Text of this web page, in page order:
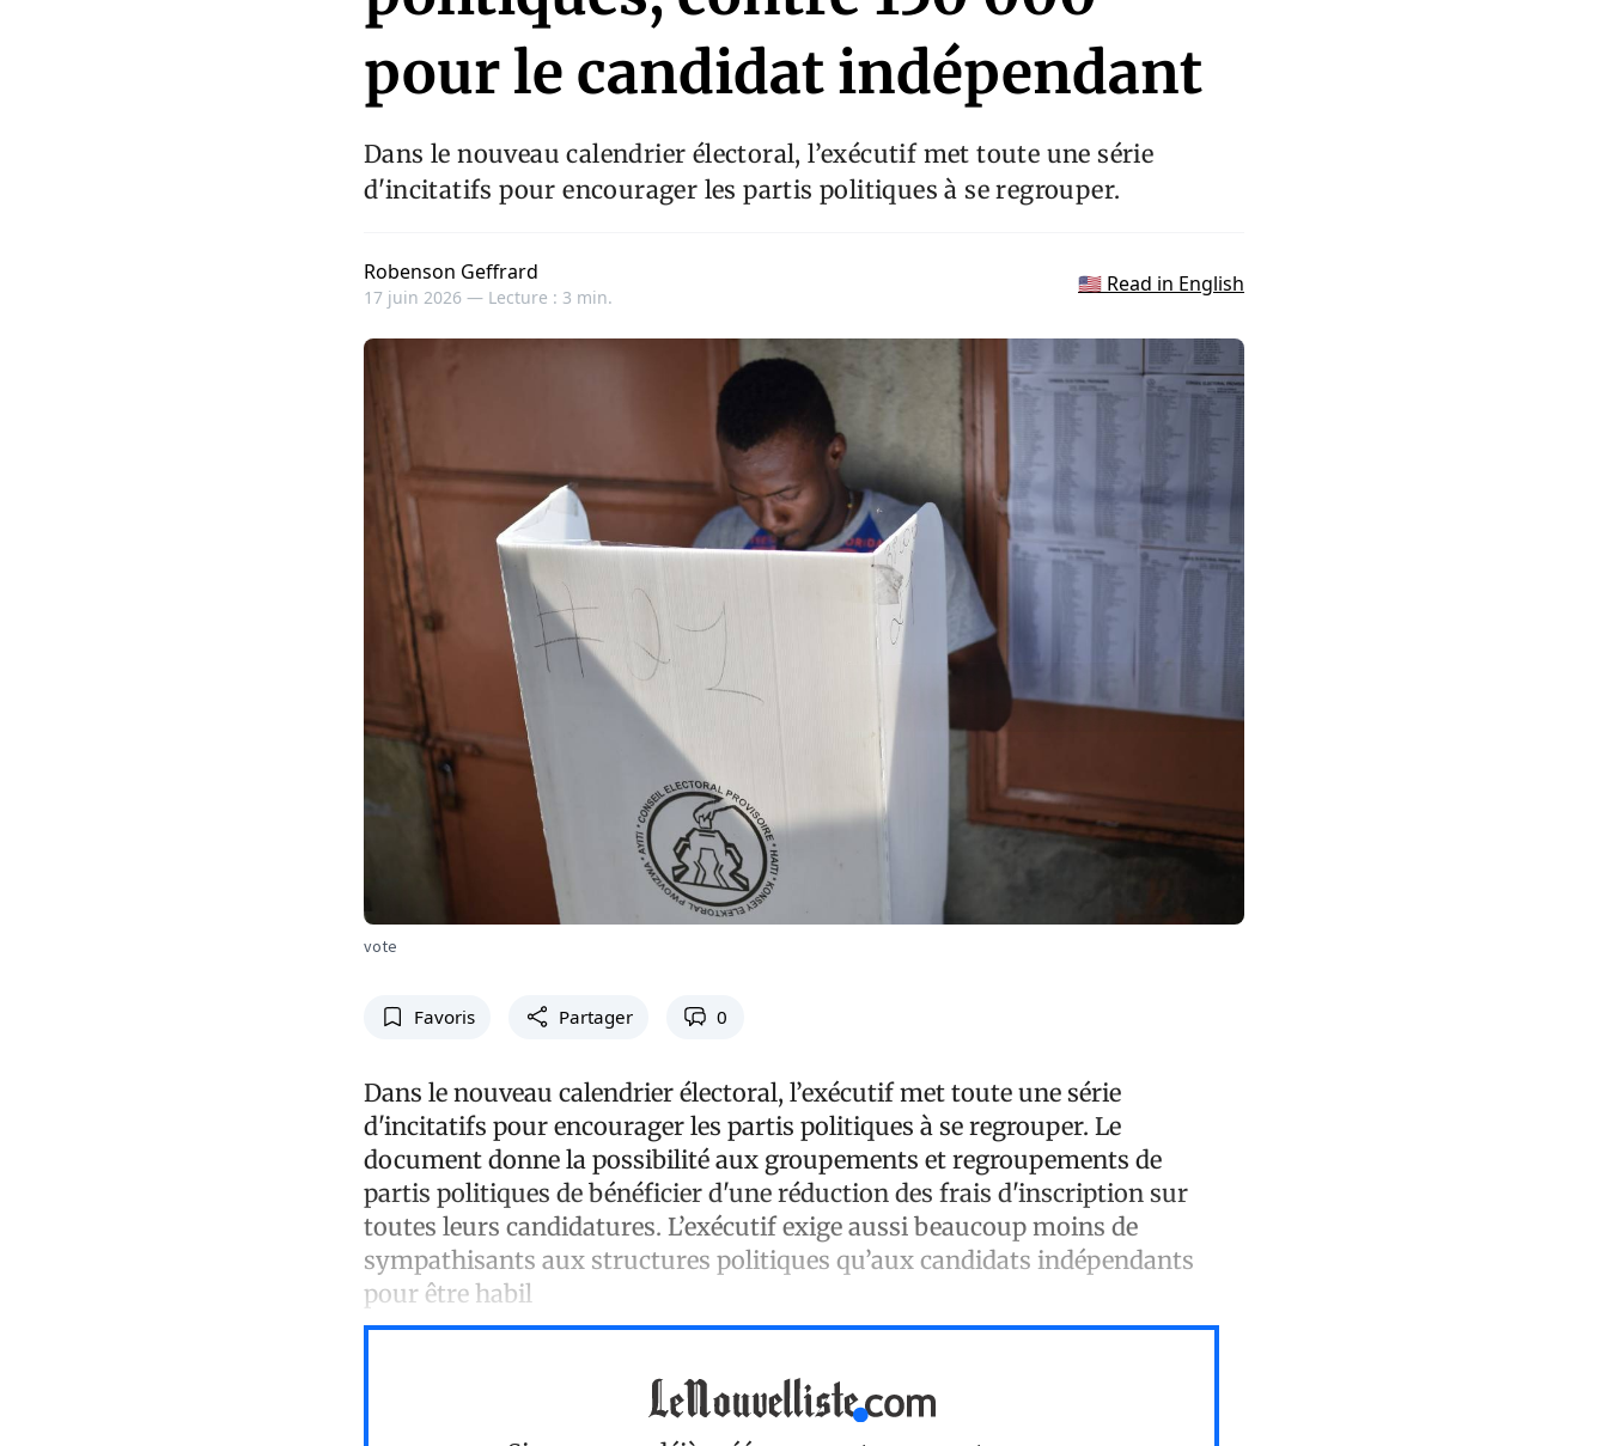
pour le candidat indépendant
Dans le nouveau calendrier électoral, l’exécutif met toute une série
d'incitatifs pour encourager les partis politiques à se regrouper.
Robenson Geffrard
17 juin 2026 — Lecture : 3 min.
🇺🇸 Read in English
vote
Favoris Partager 0
Dans le nouveau calendrier électoral, l’exécutif met toute une série
d'incitatifs pour encourager les partis politiques à se regrouper. Le
document donne la possibilité aux groupements et regroupements de
partis politiques de bénéficier d'une réduction des frais d'inscription sur
toutes leurs candidatures. L’exécutif exige aussi beaucoup moins de
sympathisants aux structures politiques qu’aux candidats indépendants
pour être habil